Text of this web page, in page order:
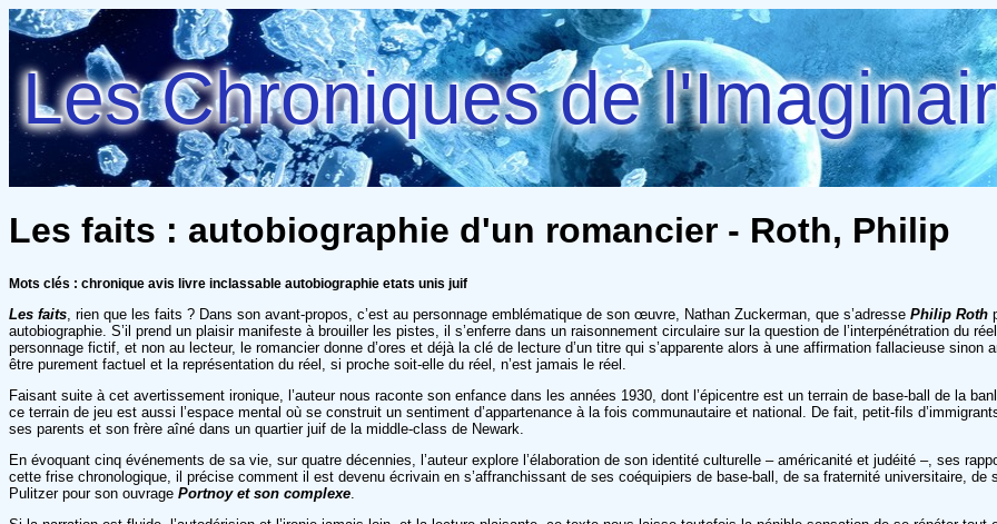
Les Chroniques de
Les faits : autobiographie d'un romancier - Roth, Philip
Mots clés : chronique avis livre inclassable autobiographie etats unis juif
Les faits , rien que les faits ? Dans son avant-propos, c’est au personnage emblématique de son œuvre, Nathan Zuckerman, que s’adresse Philip Roth
autobiographie. S’il prend un plaisir manifeste à brouiller les pistes, il s’enferre dans un raisonnement circulaire sur la question de l’interpénétration du
personnage fictif, et non au lecteur, le romancier donne d’ores et déjà la clé de lecture d’un titre qui s’apparente alors à une affirmation fallacieuse
être purement factuel et la représentation du réel, si proche soit-elle du réel, n’est jamais le réel.
Faisant suite à cet avertissement ironique, l’auteur nous raconte son enfance dans les années 1930, dont l’épicentre est un terrain de base-ball de la
ce terrain de jeu est aussi l’espace mental où se construit un sentiment d’appartenance à la fois communautaire et national. De fait, petit-fils
ses parents et son frère aîné dans un quartier juif de la middle-class de Newark.
En évoquant cinq événements de sa vie, sur quatre décennies, l’auteur explore l’élaboration de son identité culturelle – américanité et judéité –, ses
cette frise chronologique, il précise comment il est devenu écrivain en s’affranchissant de ses coéquipiers de base-ball, de sa fraternité universitaire,
Pulitzer pour son ouvrage Portnoy et son complexe